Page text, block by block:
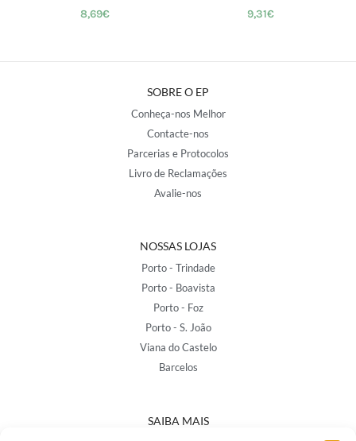
8,69€ 9,31€
SOBRE O EP
Conheça-nos Melhor
Contacte-nos
Parcerias e Protocolos
Livro de Reclamações
Avalie-nos
NOSSAS LOJAS
Porto - Trindade
Porto - Boavista
Porto - Foz
Porto - S. João
Viana do Castelo
Barcelos
SAIBA MAIS